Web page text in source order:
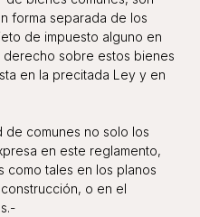
forma separada de los
de impuesto alguno en
derecho sobre estos bienes
en la precitada Ley y en
de comunes no solo los
en este reglamento,
como tales en los planos
o en el